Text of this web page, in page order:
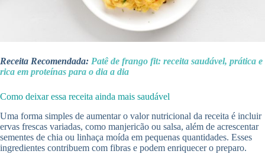
Receita Recomendada: Patê de frango fit: receita saudável, prática e
rica em proteínas para o dia a dia
Como deixar essa receita ainda mais saudável
Uma forma simples de aumentar o valor nutricional da receita é incluir
ervas frescas variadas, como manjericão ou salsa, além de acrescentar
sementes de chia ou linhaça moída em pequenas quantidades. Esses
ingredientes contribuem com fibras e podem enriquecer o preparo.